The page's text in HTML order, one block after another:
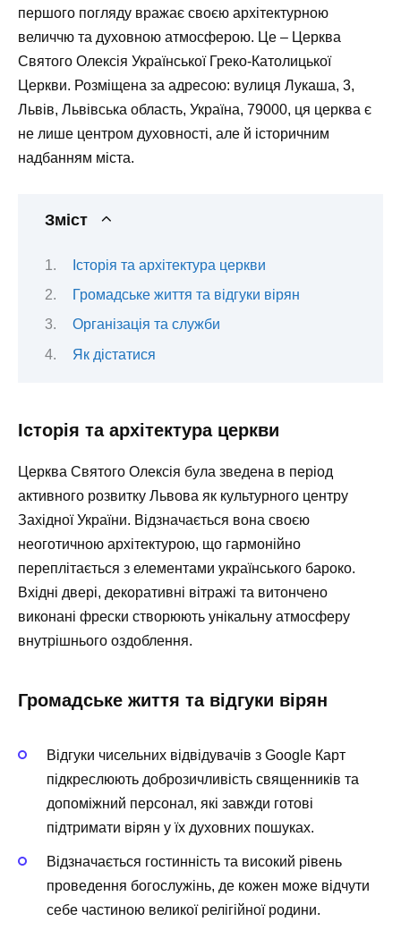
першого погляду вражає своєю архітектурною
величчю та духовною атмосферою. Це – Церква
Святого Олексія Української Греко-Католицької
Церкви. Розміщена за адресою: вулиця Лукаша, 3,
Львів, Львівська область, Україна, 79000, ця церква є
не лише центром духовності, але й історичним
надбанням міста.
Зміст
Історія та архітектура церкви
Громадське життя та відгуки вірян
Організація та служби
Як дістатися
Історія та архітектура церкви
Церква Святого Олексія була зведена в період
активного розвитку Львова як культурного центру
Західної України. Відзначається вона своєю
неоготичною архітектурою, що гармонійно
переплітається з елементами українського бароко.
Вхідні двері, декоративні вітражі та витончено
виконані фрески створюють унікальну атмосферу
внутрішнього оздоблення.
Громадське життя та відгуки вірян
Відгуки чисельних відвідувачів з Google Карт
підкреслюють доброзичливість священників та
допоміжний персонал, які завжди готові
підтримати вірян у їх духовних пошуках.
Відзначається гостинність та високий рівень
проведення богослужінь, де кожен може відчути
себе частиною великої релігійної родини.